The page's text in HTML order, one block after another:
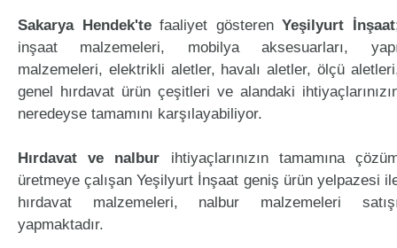
Sakarya Hendek'tefaaliyet gösterenYeşilyurt İnşaat
inşaat malzemeleri, mobilya aksesuarları,
malzemeleri, elektrikli aletler, havalı aletler, ölçü
genel hırdavat ürün çeşitleri ve alandaki
neredeyse tamamını karşılayabiliyor.
Hırdavat ve nalbur ihtiyaçlarınızın tamamına
üretmeye çalışan Yeşilyurt İnşaat geniş ürün yelpazesi
hırdavat malzemeleri, nalbur malzemeleri
yapmaktadır.